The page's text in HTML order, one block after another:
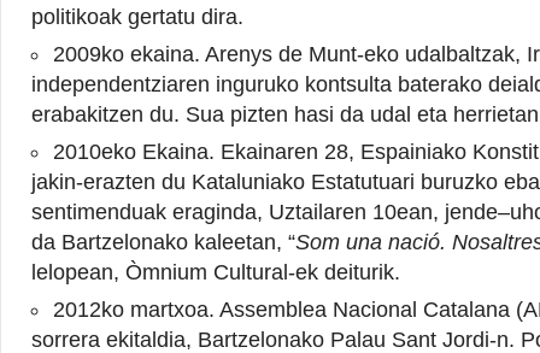
politikoak gertatu dira.
2009ko ekaina. Arenys de Munt-eko udalbaltzak,
independentziaren inguruko kontsulta baterako
erabakitzen du. Sua pizten hasi da udal eta
2010eko Ekaina. Ekainaren 28, Espainiako
jakin-erazten du Kataluniako Estatutuari buruzko
sentimenduak eraginda, Uztailaren 10ean,
da Bartzelonako kaleetan, “Som una nació.
lelopean, Òmnium Cultural-ek deiturik.
2012ko martxoa. Assemblea Nacional Catalana
sorrera ekitaldia, Bartzelonako Palau Sant Jordi-n.